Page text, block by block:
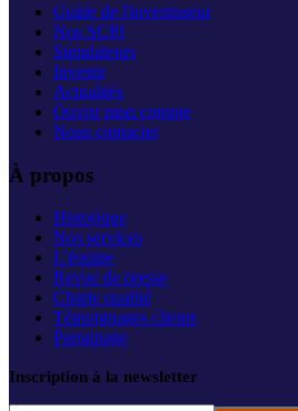
Guide de l'investisseur
Nos SCPI
Simulateurs
Investir
Actualités
Ouvrir mon compte
Nous contacter
À propos
Historique
Nos services
L'équipe
Revue de presse
Charte qualité
Témoignages clients
Parrainage
Inscription à la newsletter